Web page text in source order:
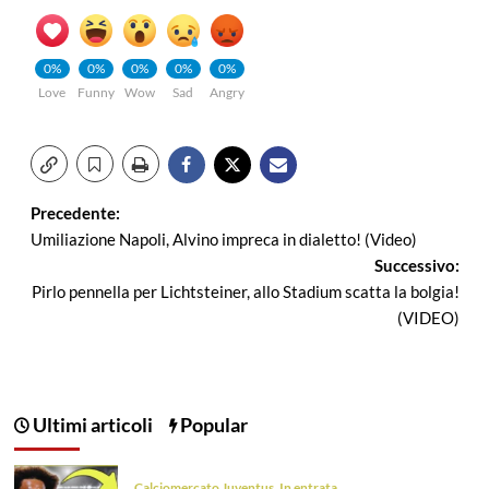
0%
Love
0%
Funny
0%
Wow
0%
Sad
0%
Angry
Navigazione
articolo
Precedente:
Umiliazione Napoli, Alvino impreca in dialetto! (Video)
Successivo:
Pirlo pennella per Lichtsteiner, allo Stadium scatta la bolgia!
(VIDEO)
Ultimi articoli Popular